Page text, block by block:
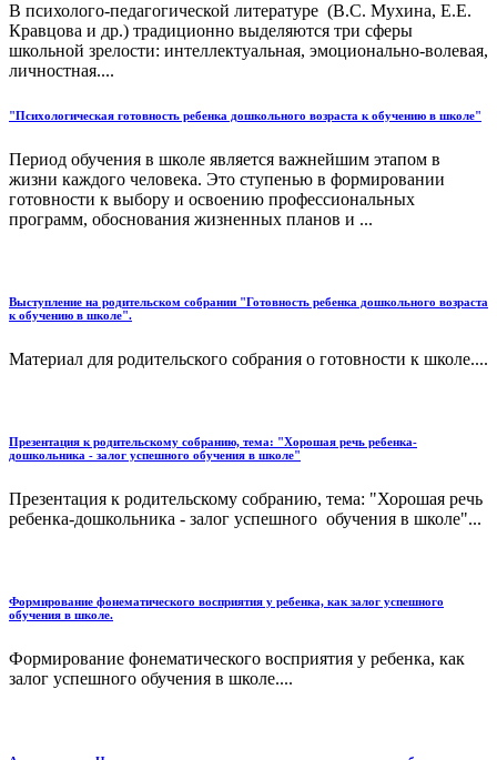
В психолого-педагогической литературе (В.С. Мухина, Е.Е.
Кравцова и др.) традиционно выделяются три сферы
школьной зрелости: интеллектуальная, эмоционально-волевая,
личностная....
"Психологическая готовность ребенка дошкольного возраста к обучению в школе"
Период обучения в школе является важнейшим этапом в
жизни каждого человека. Это ступенью в формировании
готовности к выбору и освоению профессиональных
программ, обоснования жизненных планов и ...
Выступление на родительском собрании "Готовность ребенка дошкольного возраста
к обучению в школе".
Материал для родительского собрания о готовности к школе....
Презентация к родительскому собранию, тема: "Хорошая речь ребенка-
дошкольника - залог успешного обучения в школе"
Презентация к родительскому собранию, тема: "Хорошая речь
ребенка-дошкольника - залог успешного обучения в школе"...
Формирование фонематического восприятия у ребенка, как залог успешного
обучения в школе.
Формирование фонематического восприятия у ребенка, как
залог успешного обучения в школе....